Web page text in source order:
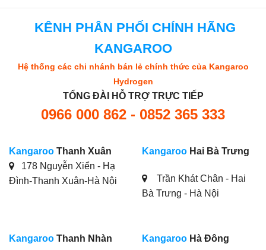
KÊNH PHÂN PHỐI CHÍNH HÃNG
KANGAROO
Hệ thống các chi nhánh bán lẻ chính thức của Kangaroo
Hydrogen
TỔNG ĐÀI HỖ TRỢ TRỰC TIẾP
0966 000 862 - 0852 365 333
Kangaroo Thanh Xuân
178 Nguyễn Xiển - Hạ
Đình-Thanh Xuân-Hà Nội
Kangaroo Hai Bà Trưng
Trần Khát Chân - Hai
Bà Trưng - Hà Nội
Kangaroo Thanh Nhàn Kangaroo Hà Đông